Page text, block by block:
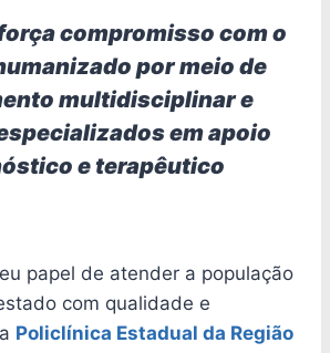
compromisso com o
por meio de
multidisciplinar e
em apoio
e terapêutico
papel de atender a população
com qualidade e
Policlínica Estadual da Região